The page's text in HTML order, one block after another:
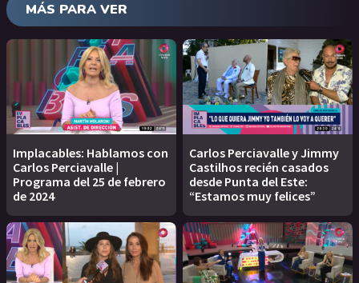
MÁS PARA VER
Implacables: Hablamos con
Carlos Perciavalle |
Programa del 25 de febrero
de 2024
Carlos Perciavalle y Jimmy
Castilhos recién casados
desde Punta del Este:
“Estamos muy felices”